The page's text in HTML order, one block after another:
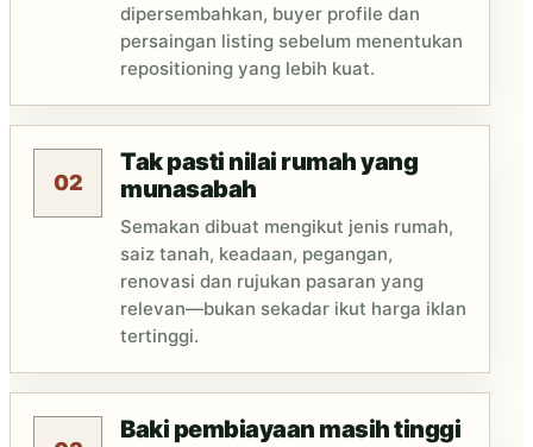
dipersembahkan, buyer profile dan
persaingan listing sebelum menentukan
repositioning yang lebih kuat.
02
Tak pasti nilai rumah yang
munasabah
Semakan dibuat mengikut jenis rumah,
saiz tanah, keadaan, pegangan,
renovasi dan rujukan pasaran yang
relevan—bukan sekadar ikut harga iklan
tertinggi.
Baki pembiayaan masih tinggi